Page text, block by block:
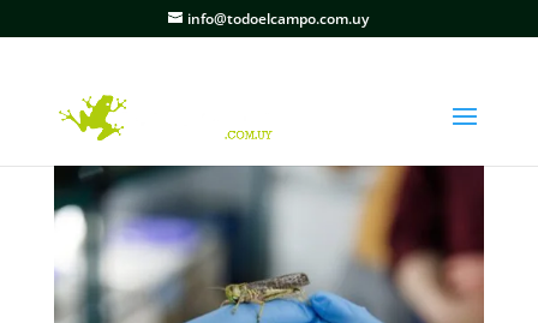
info@todoelcampo.com.uy